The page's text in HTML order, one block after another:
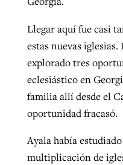
Llegar aquí fue casi
estas nuevas
explorado tres
eclesiástico en
familia allí desde el
oportunidad fracasó.
Ayala había
multiplicación de
CP giving
ByBP Staff, posted August
READ MORE
Post-COVID
evangelistic net
‘Sharing Christ
Texas churches
than 500
At IMB ‘the Lord
more men
READ MORE